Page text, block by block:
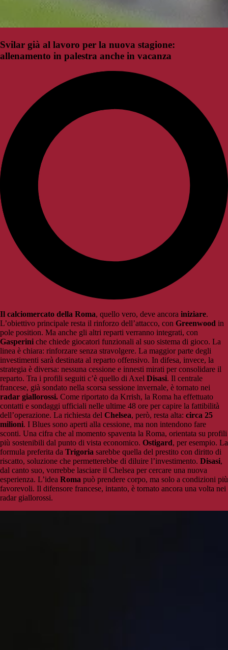
Svilar già al lavoro per la nuova stagione:
allenamento in palestra anche in vacanza
Il calciomercato della Roma, quello vero, deve ancora iniziare.
L’obiettivo principale resta il rinforzo dell’attacco, con Greenwood in
pole position. Ma anche gli altri reparti verranno integrati, con
Gasperini che chiede giocatori funzionali al suo sistema di gioco. La
linea è chiara: rinforzare senza stravolgere. La maggior parte degli
investimenti sarà destinata al reparto offensivo. In difesa, invece, la
strategia è diversa: nessuna cessione e innesti mirati per consolidare il
reparto. Tra i profili seguiti c’è quello di Axel Disasi. Il centrale
francese, già sondato nella scorsa sessione invernale, è tornato nei
radar giallorossi. Come riportato da Krrish, la Roma ha effettuato
contatti e sondaggi ufficiali nelle ultime 48 ore per capire la fattibilità
dell’operazione. La richiesta del Chelsea, però, resta alta: circa 25
milioni. I Blues sono aperti alla cessione, ma non intendono fare
sconti. Una cifra che al momento spaventa la Roma, orientata su profili
più sostenibili dal punto di vista economico. Ostigard, per esempio. La
formula preferita da Trigoria sarebbe quella del prestito con diritto di
riscatto, soluzione che permetterebbe di diluire l’investimento. Disasi,
dal canto suo, vorrebbe lasciare il Chelsea per cercare una nuova
esperienza. L’idea Roma può prendere corpo, ma solo a condizioni più
favorevoli. Il difensore francese, intanto, è tornato ancora una volta nei
radar giallorossi.